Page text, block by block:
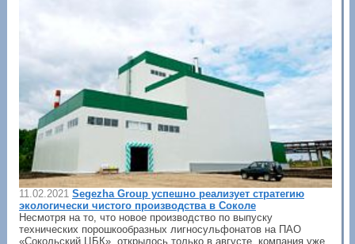
11.02.2021 Segezha Group успешно реализует стратегию
экологически чистого производства в Соколе
Несмотря на то, что новое производство по выпуску
технических порошкообразных лигносульфонатов на ПАО
«Сокольский ЦБК» открылось только в августе, компания уже